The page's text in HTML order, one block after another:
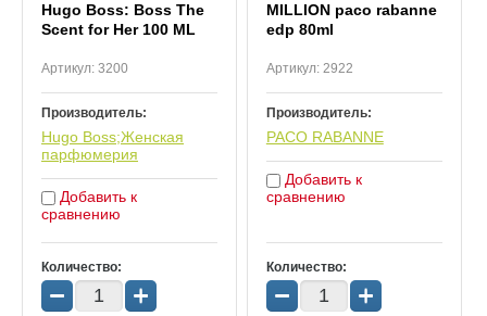
Hugo Boss: Boss The
Scent for Her 100 ML
Артикул: 3200
Производитель:
Hugo Boss;Женская
парфюмерия
Добавить к
сравнению
Количество:
− +
MILLION paco rabanne
edp 80ml
Артикул:2922
Производитель:
PACO RABANNE
Добавить к
сравнению
Количество:
− +